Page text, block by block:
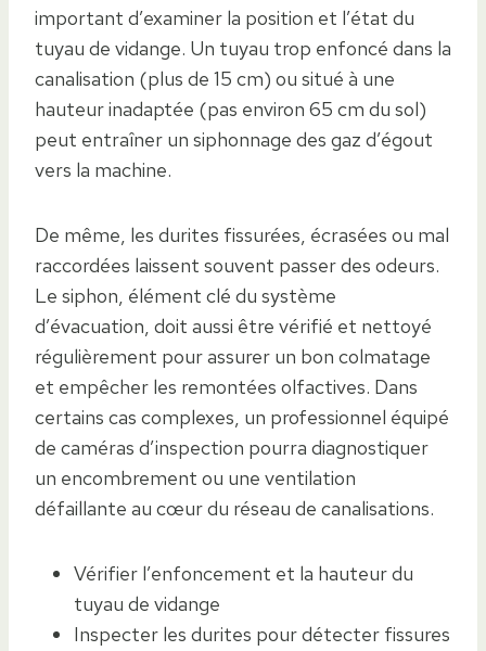
important d’examiner la position et l’état du
tuyau de vidange. Un tuyau trop enfoncé dans la
canalisation (plus de 15 cm) ou situé à une
hauteur inadaptée (pas environ 65 cm du sol)
peut entraîner un siphonnage des gaz d’égout
vers la machine.
De même, les durites fissurées, écrasées ou mal
raccordées laissent souvent passer des odeurs.
Le siphon, élément clé du système
d’évacuation, doit aussi être vérifié et nettoyé
régulièrement pour assurer un bon colmatage
et empêcher les remontées olfactives. Dans
certains cas complexes, un professionnel équipé
de caméras d’inspection pourra diagnostiquer
un encombrement ou une ventilation
défaillante au cœur du réseau de canalisations.
Vérifier l’enfoncement et la hauteur du
tuyau de vidange
Inspecter les durites pour détecter fissures